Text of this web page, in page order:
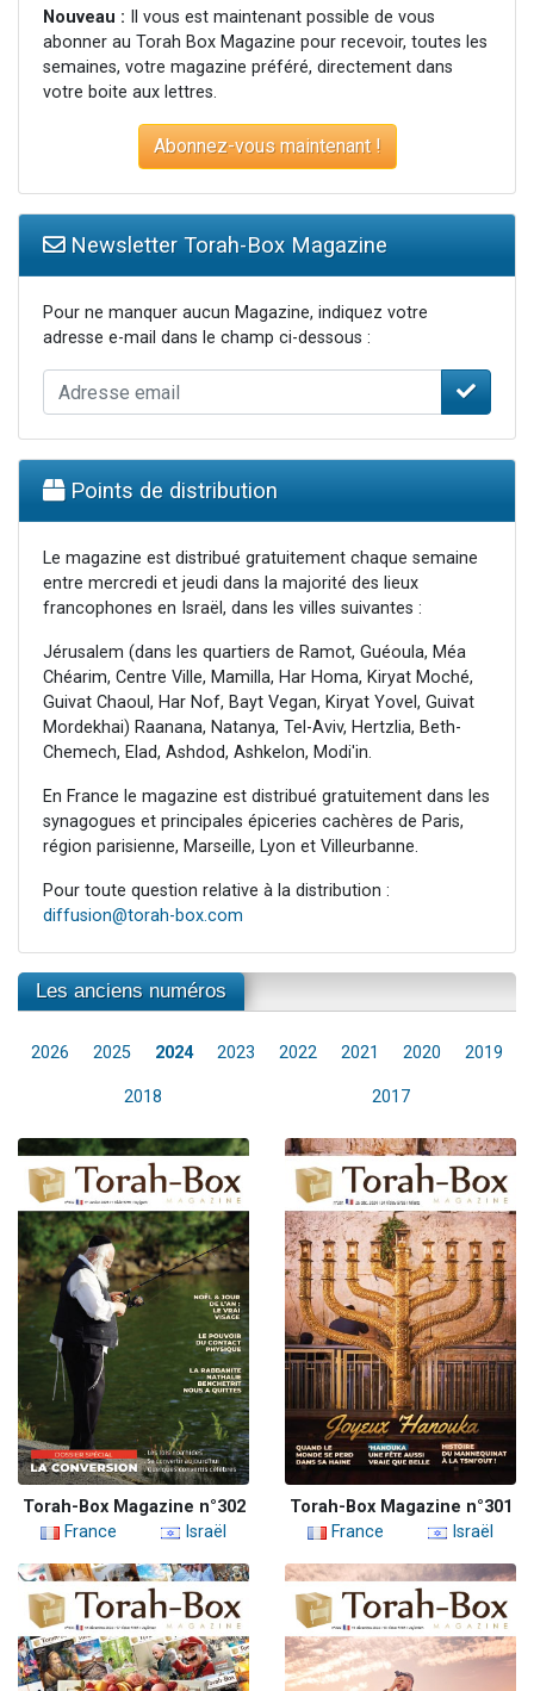
Nouveau : Il vous est maintenant possible de vous
abonner au Torah Box Magazine pour recevoir, toutes les
semaines, votre magazine préféré, directement dans
votre boite aux lettres.
Abonnez-vous maintenant !
Newsletter Torah-Box Magazine
Pour ne manquer aucun Magazine, indiquez votre
adresse e-mail dans le champ ci-dessous :
Points de distribution
Le magazine est distribué gratuitement chaque semaine
entre mercredi et jeudi dans la majorité des lieux
francophones en Israël, dans les villes suivantes :
Jérusalem (dans les quartiers de Ramot, Guéoula, Méa
Chéarim, Centre Ville, Mamilla, Har Homa, Kiryat Moché,
Guivat Chaoul, Har Nof, Bayt Vegan, Kiryat Yovel, Guivat
Mordekhai) Raanana, Natanya, Tel-Aviv, Hertzlia, Beth-
Chemech, Elad, Ashdod, Ashkelon, Modi'in.
En France le magazine est distribué gratuitement dans les
synagogues et principales épiceries cachères de Paris,
région parisienne, Marseille, Lyon et Villeurbanne.
Pour toute question relative à la distribution :
diffusion@torah-box.com
Les anciens numéros
2026 2025 2024 2023 2022 2021 2020 2019
2018 2017
Torah-Box Magazine n°302
France
Israël
Torah-Box Magazine n°301
France
Israël